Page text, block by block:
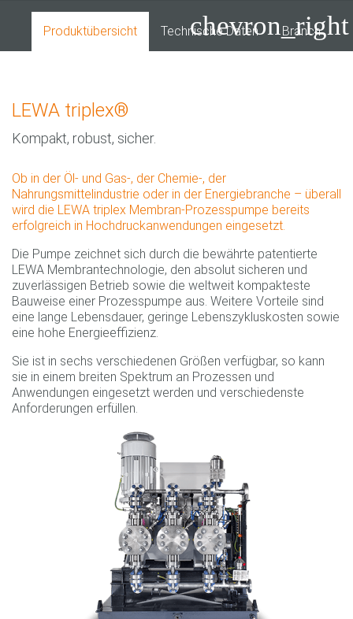
Produktübersicht Technische Daten Branchen
chevron_right
LEWA triplex®
Kompakt, robust, sicher.
Ob in der Öl- und Gas-, der Chemie-, der
Nahrungsmittelindustrie oder in der Energiebranche – überall
wird die LEWA triplex Membran-Prozesspumpe bereits
erfolgreich in Hochdruckanwendungen eingesetzt.
Die Pumpe zeichnet sich durch die bewährte patentierte
LEWA Membrantechnologie, den absolut sicheren und
zuverlässigen Betrieb sowie die weltweit kompakteste
Bauweise einer Prozesspumpe aus. Weitere Vorteile sind
eine lange Lebensdauer, geringe Lebenszykluskosten sowie
eine hohe Energieeffizienz.
Sie ist in sechs verschiedenen Größen verfügbar, so kann
sie in einem breiten Spektrum an Prozessen und
Anwendungen eingesetzt werden und verschiedenste
Anforderungen erfüllen.